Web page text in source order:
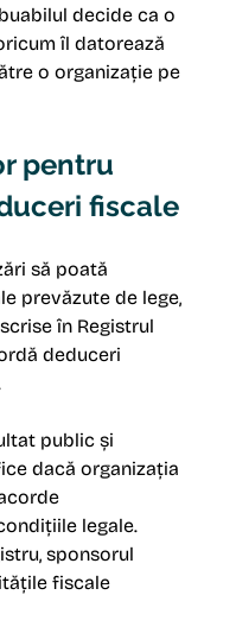
decide ca o
îl datorează
o organizație pe
pentru
fiscale
să poată
prevăzute de lege,
în Registrul
deduceri
public și
dacă organizația
legale.
sponsorul
fiscale